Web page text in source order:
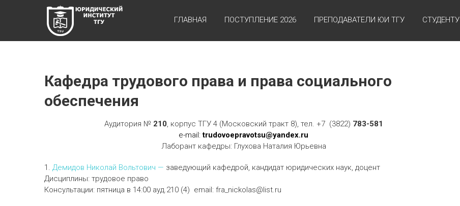
содержимому
ЮРИДИЧЕСКИЙ
ИНСТИТУТ ТГУ
ГЛАВНАЯ ПОСТУПЛЕНИЕ 2026 ПРЕПОДАВАТЕЛИ ЮИ ТГУ СТУДЕНТУ
Кафедра трудового права и права социального
обеспечения
Аудитория № 210, корпус ТГУ 4 (Московский тракт 8), тел. +7 (3822) 783-581
e-mail: trudovoepravotsu@yandex.ru
Лаборант кафедры: Глухова Наталия Юрьевна
1. Демидов Николай Вольтович — заведующий кафедрой, кандидат юридических наук, доцент
Дисциплины: трудовое право
Консультации: пятница в 14:00 ауд.210 (4) email: fra_nickolas@list.ru